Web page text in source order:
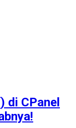
di CPanel